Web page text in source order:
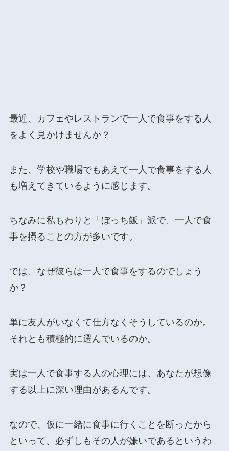
最近、カフェやレストランで一人で食事をする人
をよく見かけませんか？
また、学校や職場でもあえて一人で食事をする人
も増えてきているように感じます。
ちなみに私もわりと「ぼっち飯」派で、一人で食
事を摂ることの方が多いです。
では、なぜ彼らは一人で食事をするのでしょう
か？
単に友人がいなくて仕方なくそうしているのか。
それとも積極的に選んでいるのか。
実は一人で食事する人の心理には、あなたが想像
する以上に深い理由があるんです。
なので、仮に一緒に食事に行くことを断ったから
といって、必ずしもその人が嫌いであるというわ